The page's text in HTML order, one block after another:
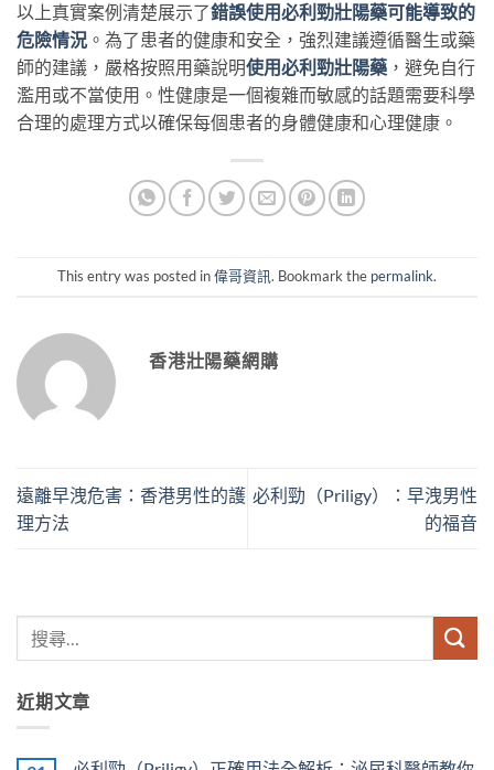
以上真實案例清楚展示了錯誤使用必利勁壯陽藥可能導致的
危險情況 。為了患者的健康和安全，強烈建議遵循醫生或藥
師的建議，嚴格按照用藥說明使用必利勁壯陽藥 ，避免自行
濫用或不當使用。性健康是一個複雜而敏感的話題需要科學
合理的處理方式以確保每個患者的身體健康和心理健康。
This entry was posted in偉哥資訊. Bookmark the permalink.
香港壯陽藥網購
遠離早洩危害：香港男性的護
理方法
必利勁（Priligy）：早洩男性
的福音
近期文章